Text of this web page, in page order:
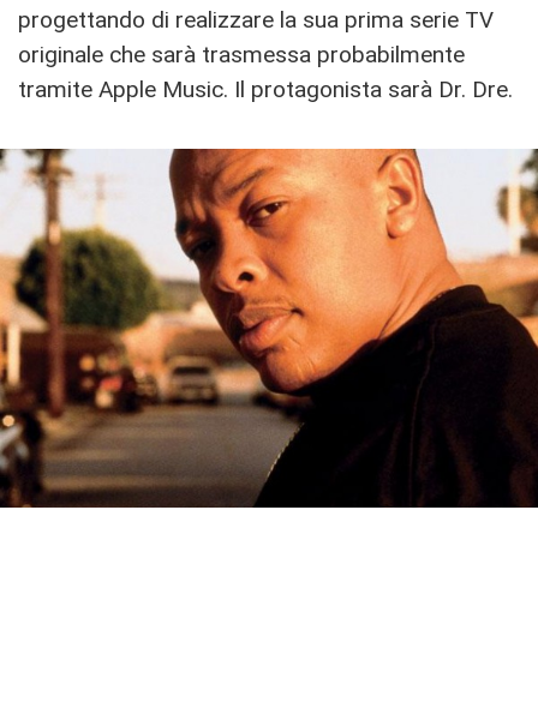
progettando di realizzare la sua prima serie TV
originale che sarà trasmessa probabilmente
tramite Apple Music. Il protagonista sarà Dr. Dre.